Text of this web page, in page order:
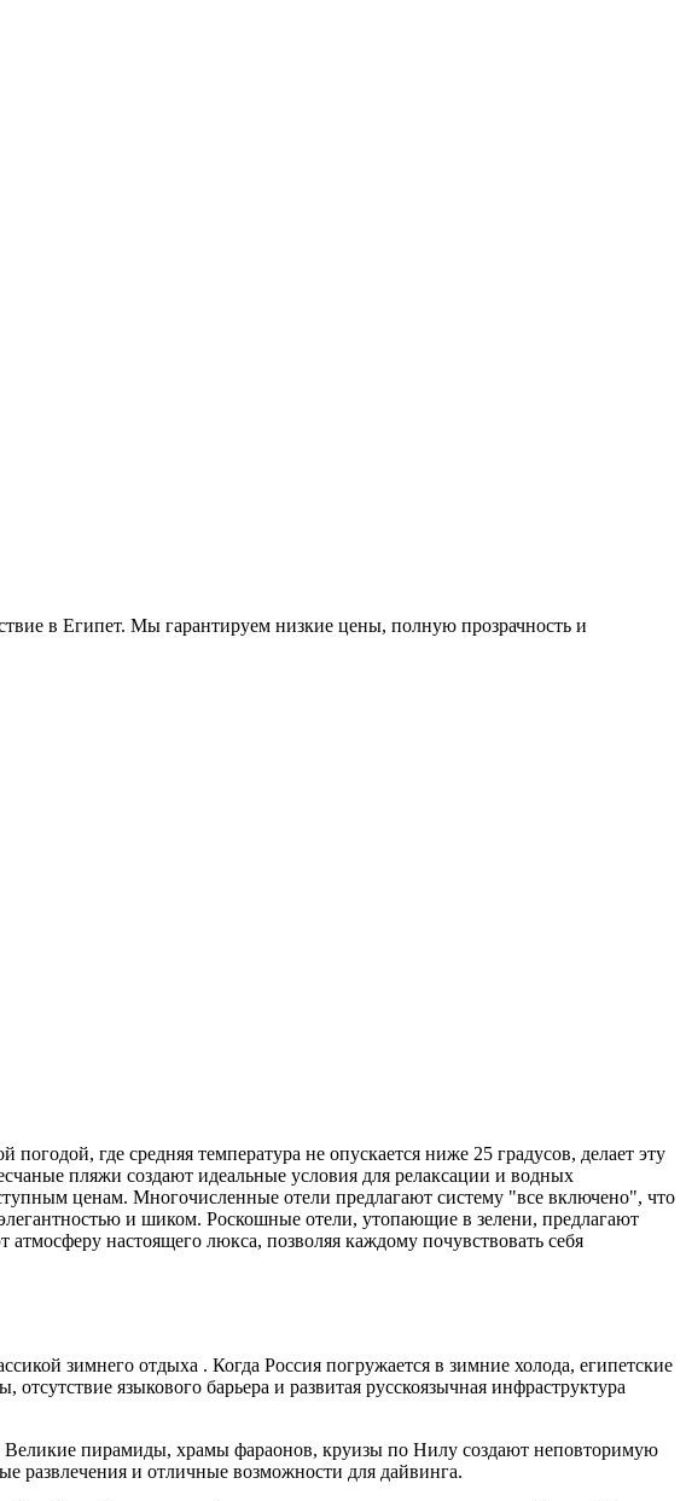
в Египет. Мы гарантируем низкие цены, полную прозрачность и
где средняя температура не опускается ниже 25 градусов, делает эту
пляжи создают идеальные условия для релаксации и водных
ценам. Многочисленные отели предлагают систему "все включено", что
и шиком. Роскошные отели, утопающие в зелени, предлагают
настоящего люкса, позволяя каждому почувствовать себя
зимнего отдыха . Когда Россия погружается в зимние холода, египетские
языкового барьера и развитая русскоязычная инфраструктура
Великие пирамиды, храмы фараонов, круизы по Нилу создают неповторимую
развлечения и отличные возможности для дайвинга.